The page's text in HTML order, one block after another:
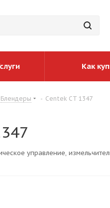
Как
Блендеры - Centek CT 1347
управление,